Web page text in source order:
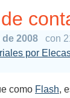
2008
con
por
como Flash,